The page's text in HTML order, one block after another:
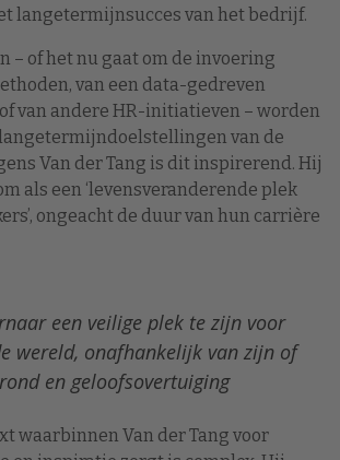
langetermijnsucces van het bedrijf.
– of het nu gaat om de invoering
van een data-gedreven
van andere HR-initiatieven – worden
van de
Van der Tang is dit inspirerend. Hij
als een ‘levensveranderende plek
ongeacht de duur van hun carrière
een veilige plek te zijn voor
wereld, onafhankelijk van zijn of
en geloofsovertuiging
waarbinnen Van der Tang voor